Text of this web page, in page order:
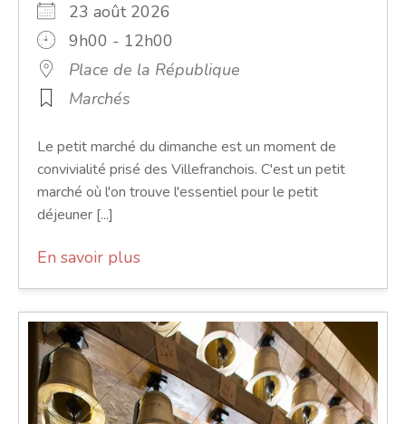
23 août 2026
9h00 - 12h00
Place de la République
Marchés
Le petit marché du dimanche est un moment de
convivialité prisé des Villefranchois. C'est un petit
marché où l'on trouve l'essentiel pour le petit
déjeuner [...]
En savoir plus